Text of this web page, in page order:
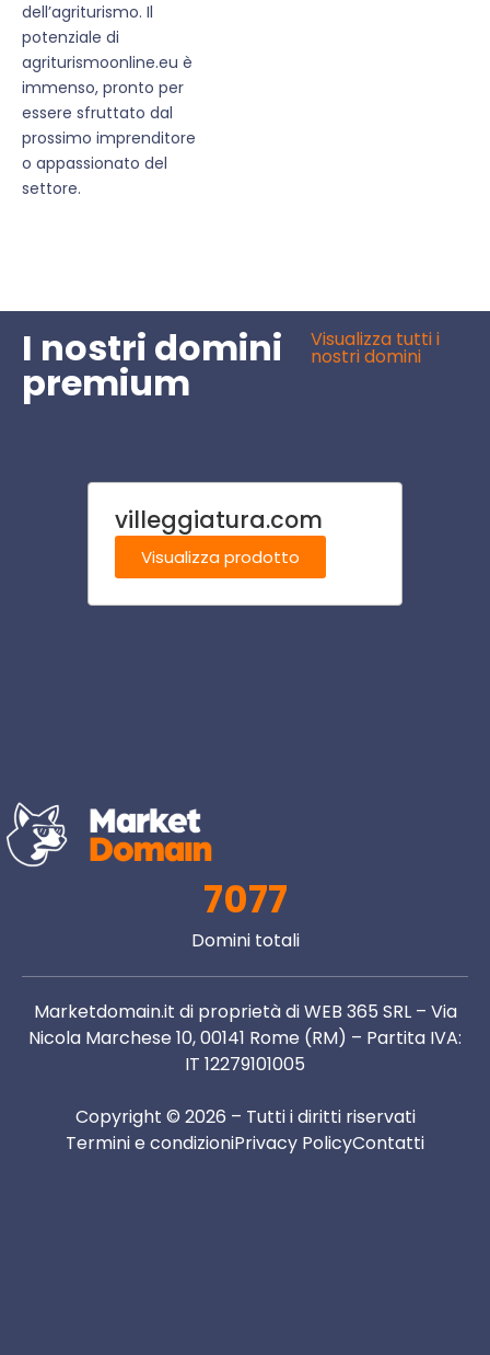
dell’agriturismo. Il
potenziale di
agriturismoonline.eu è
immenso, pronto per
essere sfruttato dal
prossimo imprenditore
o appassionato del
settore.
I nostri domini
premium
Visualizza tutti i
nostri domini
villeggiatura.com
Visualizza prodotto
7077
Domini totali
Marketdomain.it di proprietà di WEB 365 SRL – Via
Nicola Marchese 10, 00141 Rome (RM) – Partita IVA:
IT 12279101005
Copyright © 2026 – Tutti i diritti riservati
Termini e condizioniPrivacy PolicyContatti